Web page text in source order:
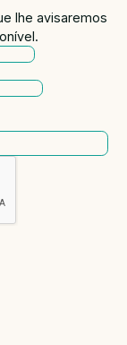
lhe avisaremos